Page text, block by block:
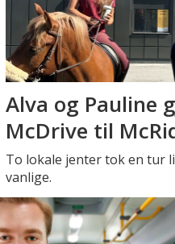
Alva og Pauline
McDrive til
To lokale jenter tok en tur
vanlige.